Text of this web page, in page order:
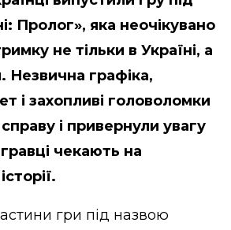
Пролог», яка неочікувано
не тільки в Україні, а
Незвична графіка,
і захопливі головоломки
і привернули увагу
чекають на
гри під назвою